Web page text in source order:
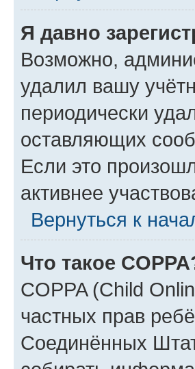
Я давно
Возможно,
удалил вашу
периодически
оставляющих
Если это
активнее
Вернуться к
Что такое
COPPA (Child
частных прав
Соединённых